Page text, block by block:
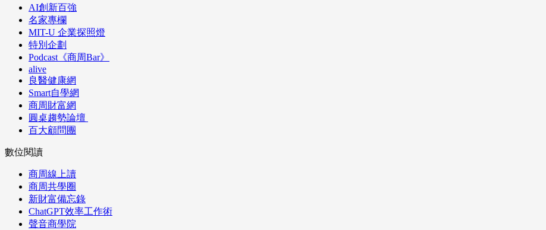
AI創新百強
名家專欄
MIT-U 企業探照燈
特別企劃
Podcast《商周Bar》
alive
良醫健康網
Smart自學網
商周財富網
圓桌趨勢論壇
百大顧問團
數位閱讀
商周線上讀
商周共學圈
新財富備忘錄
ChatGPT效率工作術
聲音商學院